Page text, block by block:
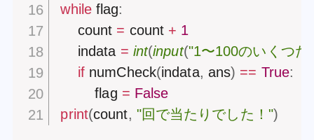
while flag:
    count
= count + 1
    indata
= int(input("1〜100のいくつ
if numCheck(indata, ans) == True:
        flag
= False
print(count, "回で当たりでした！")